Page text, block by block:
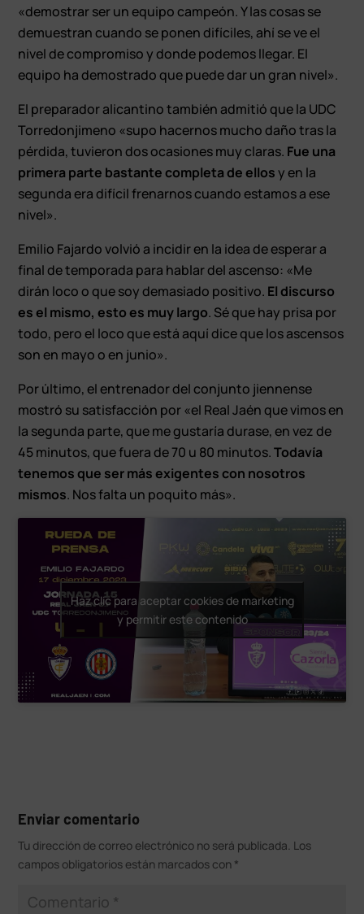
«demostrar ser un equipo campeón. Y las cosas se
demuestran cuando se ponen difíciles, ahí se ve el
nivel de compromiso y donde podemos llegar. El
equipo ha demostrado que puede dar un gran nivel».
El preparador alicantino también admitió que la UDC
Torredonjimeno «supo hacernos mucho daño tras la
pérdida, tuvieron dos ocasiones muy claras. Fue una
primera parte bastante completa de ellosy en la
segunda era difícil frenarnos cuando estamos a ese
nivel».
Emilio Fajardo volvió a incidir en la idea de esperar a
final de temporada para hablar del ascenso: «Me
dirán loco o que soy demasiado positivo. El discurso
es el mismo, esto es muy largo. Sé que hay prisa por
todo, pero el loco que está aquí dice que los ascensos
son en mayo o en junio».
Por último, el entrenador del conjunto jiennense
mostró su satisfacción por «el Real Jaén que vimos en
la segunda parte, que me gustaría durase, en vez de
45 minutos, que fuera de 70 u 80 minutos.Todavía
tenemos que ser más exigentes con nosotros
mismos. Nos falta un poquito más».
Haz clic para aceptar cookies de marketing
y permitir este contenido
Enviar comentario
Tu dirección de correo electrónico no será publicada. Los
campos obligatorios están marcados con *